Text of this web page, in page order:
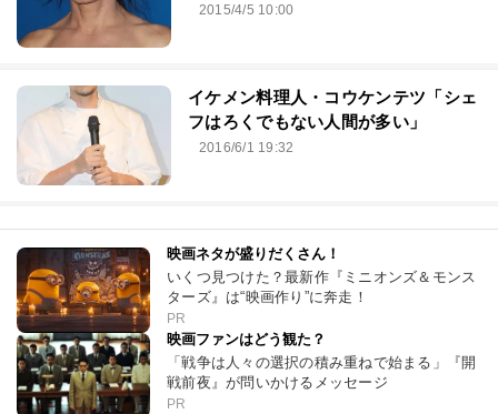
2015/4/5 10:00
イケメン料理人・コウケンテツ「シェ
フはろくでもない人間が多い」
2016/6/1 19:32
映画ネタが盛りだくさん！
いくつ見つけた？最新作『ミニオンズ＆モンス
ターズ』は“映画作り”に奔走！
PR
映画ファンはどう観た？
「戦争は人々の選択の積み重ねで始まる」『開
戦前夜』が問いかけるメッセージ
PR